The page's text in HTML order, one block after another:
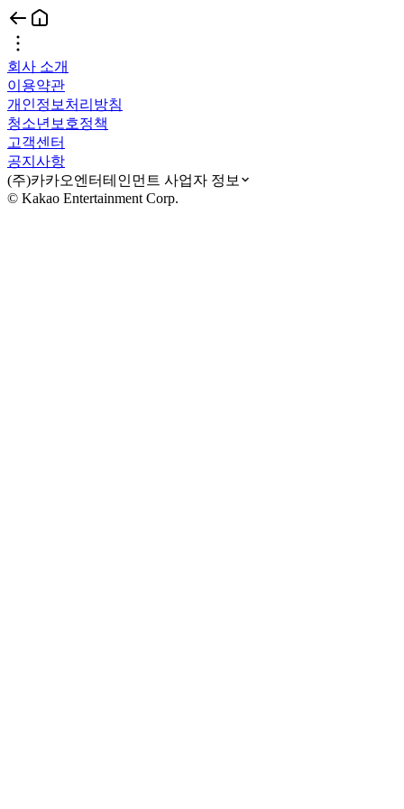
회사 소개
이용약관
개인정보처리방침
청소년보호정책
고객센터
공지사항
(주)카카오엔터테인먼트 사업자 정보
© Kakao Entertainment Corp.